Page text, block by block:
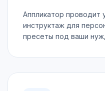
Аппликатор проводит
инструктаж для
пресеты под ваши